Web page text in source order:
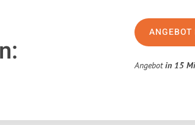
ANGEBOT
Angebotin 15